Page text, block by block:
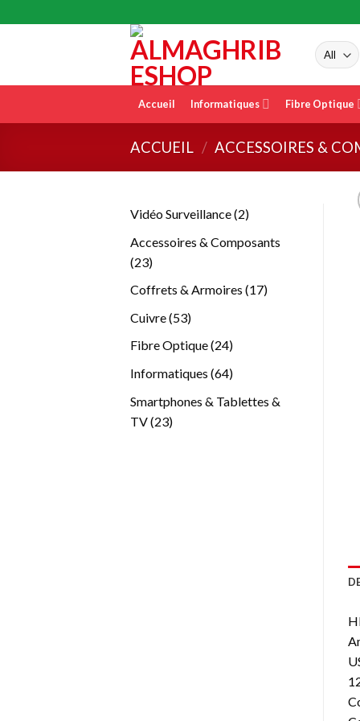
to
Accueil Informatiques Fibre Optique
ACCUEIL / ACCESSOIRES &
Vidéo Surveillance 22
Accessoires & Composants
2323
Coffrets & Armoires 1717
Cuivre 5353
Fibre Optique 2424
Informatiques 6464
Smartphones & Tablettes &
TV 2323